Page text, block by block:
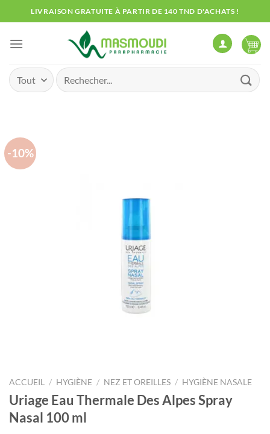
au
contenu
LIVRAISON GRATUITE À PARTIR DE 140 TND D'ACHATS !
Recherche
pour :
-10%
ACCUEIL / HYGIÈNE / NEZ ET OREILLES / HYGIÈNE NASALE
Uriage Eau Thermale Des Alpes Spray
Nasal 100 ml